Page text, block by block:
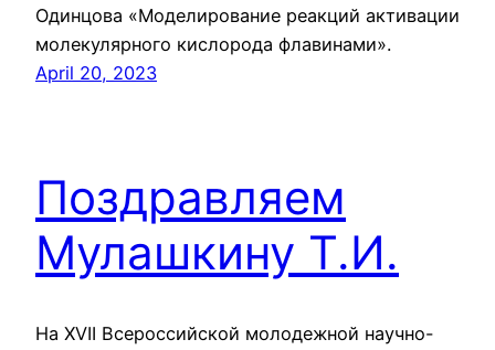
Одинцова «Моделирование реакций активации
молекулярного кислорода флавинами».
April 20, 2023
Поздравляем
Мулашкину Т.И.
На XVII Всероссийской молодежной научно-